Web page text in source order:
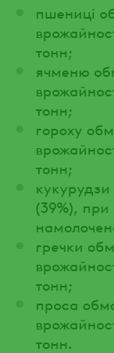
пшениці
тонн;
ячменю
тонн;
гороху
тонн;
(39%), при
гречки
тонн;
проса
тонн.